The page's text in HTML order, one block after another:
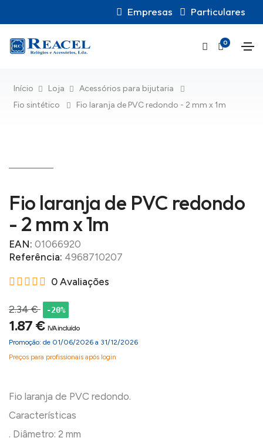
Empresas Particulares
0
Início Loja
Acessórios para bijutaria
Fio sintético
Fio laranja de PVC redondo - 2 mm x 1m
Fio laranja de PVC redondo
- 2 mm x 1m
EAN: 01066920
Referência: 4968710207
0 Avaliações
2.34 € -20%
1.87 € IVA incluído
Promoção: de 01/06/2026 a 31/12/2026
Preços para profissionais após login
Fio laranja de PVC redondo.
Características
. Diâmetro: 2 mm